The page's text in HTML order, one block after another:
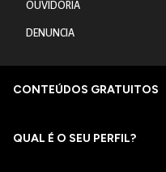
OUVIDORIA
DENUNCIA
CONTEÚDOS GRATUITOS
QUAL É O SEU PERFIL?